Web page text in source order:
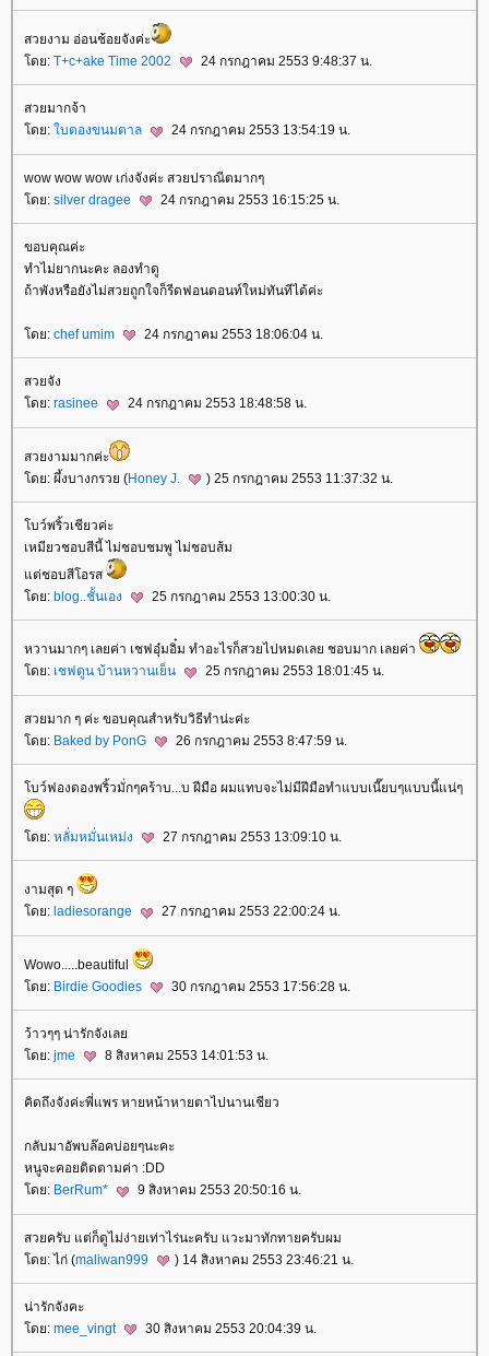
สวยงาม อ่อนช้อยจังค่ะ
ดย: T+c+ake Time 2002 24 กรกฎาคม 2553 9:48:37 น.
สวยมากจ้า
ดย: บตองขนมตาล 24 กรกฎาคม 2553 13:54:19 น.
wow wow wow เก่งจังค่ะ สวยปราณีตมากๆ
ดย: silver dragee 24 กรกฎาคม 2553 16:15:25 น.
ขอบคุณค่ะ
ทำไม่ยากนะคะ ลองทำดู
ถ้าพังหรือยังไม่สวยถูกใจก็รีดฟอนดอนท์ใหม่ทันทีได้ค่ะ
ดย: chef umim 24 กรกฎาคม 2553 18:06:04 น.
สวยจัง
ดย: rasinee 24 กรกฎาคม 2553 18:48:58 น.
สวยงามมากค่ะ
ดย: ผึ้งบางกรวย (Honey J. ) 25 กรกฎาคม 2553 11:37:32 น.
บว์พริ้วเชียวค่ะ
เหมียวชอบสีนี้ ไม่ชอบชมพู ไม่ชอบส้ม
ต่ชอบสีโอรส
ดย: blog..ชั้นเอง 25 กรกฎาคม 2553 13:00:30 น.
หวานมากๆ เลยค่า เชฟอุ๋มอิ๋ม ทำอะไรก็สวยไปหมดเลย ชอบมาก เลยค่า
ดย: เชฟตูน บ้านหวานเย็น 25 กรกฎาคม 2553 18:01:45 น.
สวยมาก ๆ ค่ะ ขอบคุณสำหรับวิธีทำน่ะค่ะ
ดย: Baked by PonG 26 กรกฎาคม 2553 8:47:59 น.
บว์ฟองดองพริ้วมั่กๆคร้าบ...บ ฝีมือ ผมแทบจะไม่มีฝีมือทำแบบเนี๊ยบๆแบบนี้แน่ๆ
ดย: หลั่มหมั่นเหม่ง 27 กรกฎาคม 2553 13:09:10 น.
งามสุด ๆ
ดย: ladiesorange 27 กรกฎาคม 2553 22:00:24 น.
Wowo.....beautiful
ดย: Birdie Goodies 30 กรกฎาคม 2553 17:56:28 น.
ว้าวๆๆ น่ารักจังเล
ดย: jme 8 สิงหาคม 2553 14:01:53 น.
คิดถึงจังค่ะพี่แพร หายหน้าหายตาไปนานเชียว
กลับมาอัพบล๊อคบ่อยๆนะคะ
หนูจะคอยติดตามค่า :DD
ดย: BerRum* 9 สิงหาคม 2553 20:50:16 น.
สวยครับ แต่ก็ดูไม่ง่ายเท่าไร่นะครับ แวะมาทักทายครับผม
ดย: ไก่ (maliwan999 ) 14 สิงหาคม 2553 23:46:21 น.
น่ารักจังคะ
ดย: mee_vingt 30 สิงหาคม 2553 20:04:39 น.